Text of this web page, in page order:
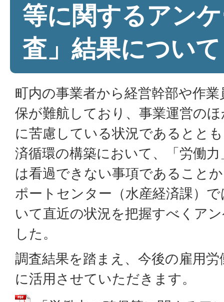
等に関するアン
査」結果について
町内の事業者から経営幹部や作
保が難航しており、事業運営の
に苦慮している状況であるとと
済循環の構築において、「労働
は看過できない事項であること
ポートセンター（水産経済課）
いて直近の状況を把握すべくア
した。
調査結果を踏まえ、今後の雇用
に活用させていただきます。